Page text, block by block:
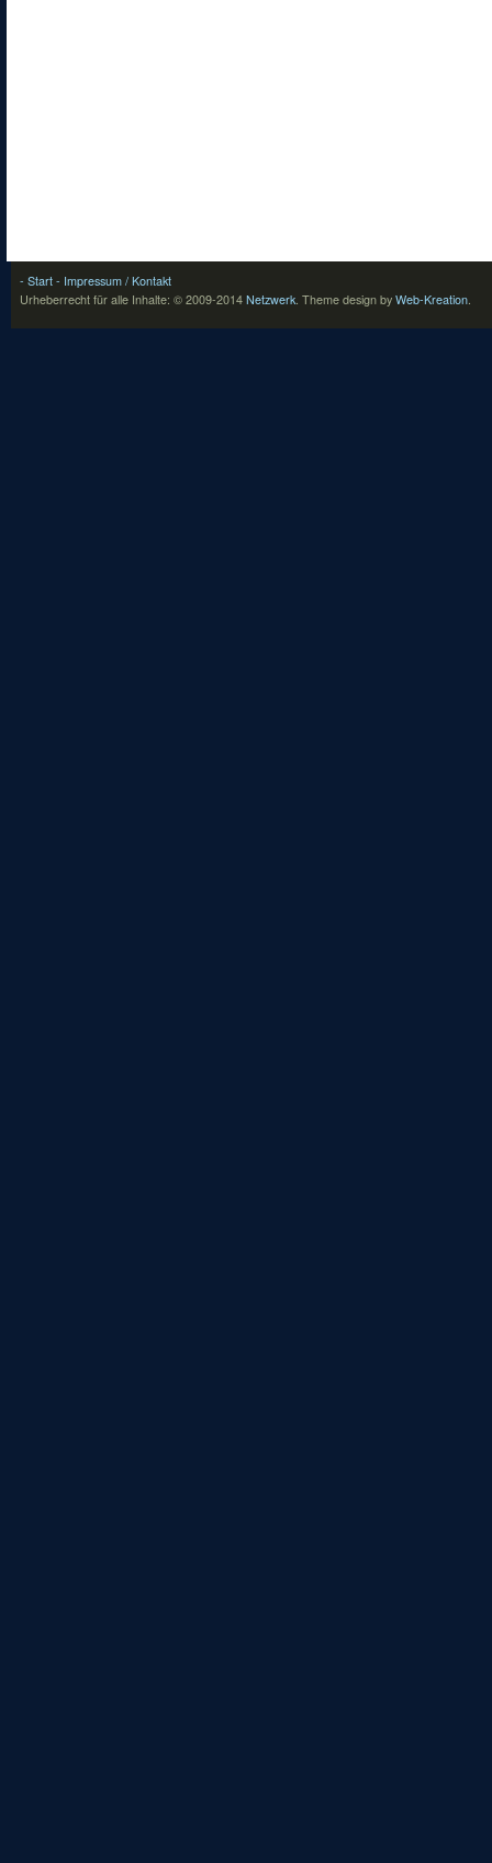
- Start - Impressum / Kontakt
Urheberrecht für alle Inhalte: © 2009-2014 Netzwerk. Theme design by Web-Kreation.